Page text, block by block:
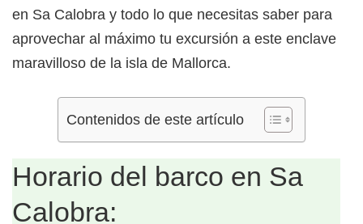
en Sa Calobra y todo lo que necesitas saber para
aprovechar al máximo tu excursión a este enclave
maravilloso de la isla de Mallorca.
Contenidos de este artículo
Horario del barco en Sa
Calobra: